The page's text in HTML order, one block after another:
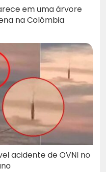
em uma árvore
na Colômbia
acidente de OVNI no